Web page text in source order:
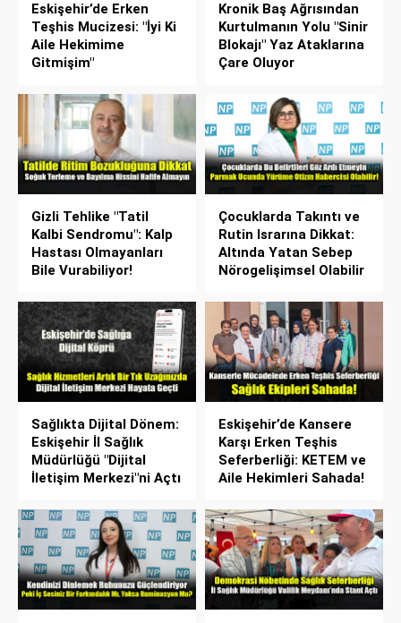
Eskişehir’de Erken
Teşhis Mucizesi: "İyi Ki
Aile Hekimime
Gitmişim"
Kronik Baş Ağrısından
Kurtulmanın Yolu "Sinir
Blokajı" Yaz Ataklarına
Çare Oluyor
Gizli Tehlike "Tatil
Kalbi Sendromu": Kalp
Hastası Olmayanları
Bile Vurabiliyor!
Çocuklarda Takıntı ve
Rutin Israrına Dikkat:
Altında Yatan Sebep
Nörogelişimsel Olabilir
Sağlıkta Dijital Dönem:
Eskişehir İl Sağlık
Müdürlüğü "Dijital
İletişim Merkezi"ni Açtı
Eskişehir’de Kansere
Karşı Erken Teşhis
Seferberliği: KETEM ve
Aile Hekimleri Sahada!